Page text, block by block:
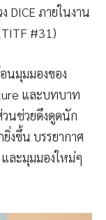
DICE ภายในงาน
#31)
นมุมมองของ
และบทบาท
นช่วยดึงดูดนัก
งขึ้น บรรยากาศ
ละมุมมองใหม่ๆ